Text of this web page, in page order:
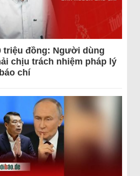
triệu đồng: Người dùng
chịu trách nhiệm pháp lý
chí